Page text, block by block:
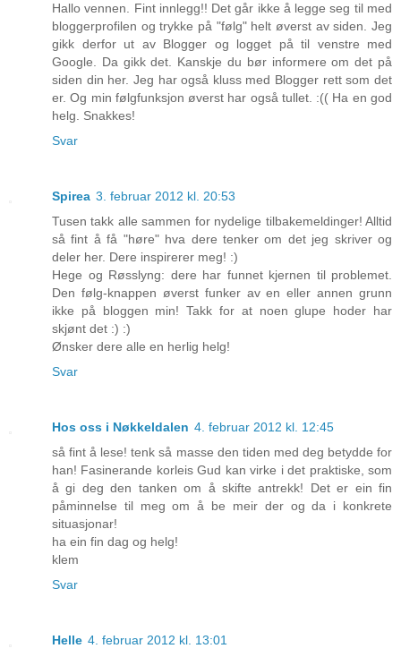
Hallo vennen. Fint innlegg!! Det går ikke å legge seg til med
bloggerprofilen og trykke på "følg" helt øverst av siden. Jeg
gikk derfor ut av Blogger og logget på til venstre med
Google. Da gikk det. Kanskje du bør informere om det på
siden din her. Jeg har også kluss med Blogger rett som det
er. Og min følgfunksjon øverst har også tullet. :(( Ha en god
helg. Snakkes!
Svar
Spirea 3. februar 2012 kl. 20:53
Tusen takk alle sammen for nydelige tilbakemeldinger! Alltid
så fint å få "høre" hva dere tenker om det jeg skriver og
deler her. Dere inspirerer meg! :)
Hege og Røsslyng: dere har funnet kjernen til problemet.
Den følg-knappen øverst funker av en eller annen grunn
ikke på bloggen min! Takk for at noen glupe hoder har
skjønt det :) :)
Ønsker dere alle en herlig helg!
Svar
Hos oss i Nøkkeldalen 4. februar 2012 kl. 12:45
så fint å lese! tenk så masse den tiden med deg betydde for
han! Fasinerande korleis Gud kan virke i det praktiske, som
å gi deg den tanken om å skifte antrekk! Det er ein fin
påminnelse til meg om å be meir der og da i konkrete
situasjonar!
ha ein fin dag og helg!
klem
Svar
Helle 4. februar 2012 kl. 13:01